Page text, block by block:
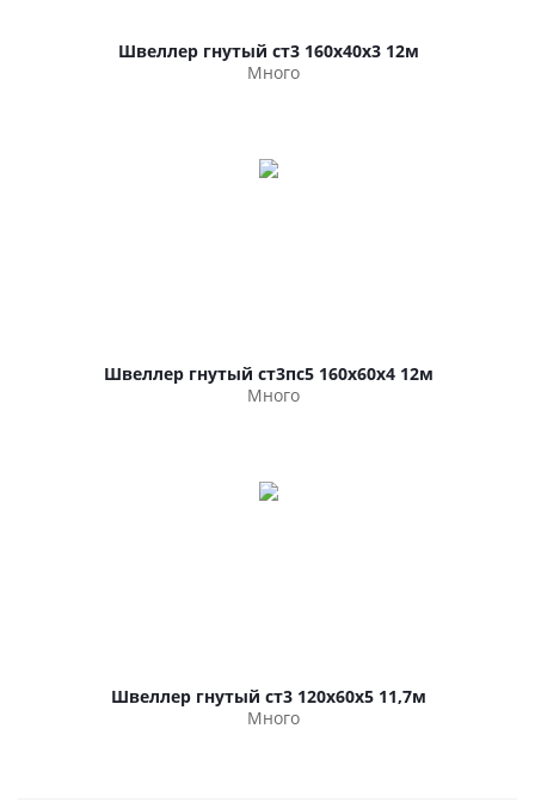
Швеллер гнутый ст3 160х40х3 12м
Много
Швеллер гнутый ст3пс5 160х60х4 12м
Много
Швеллер гнутый ст3 120х60х5 11,7м
Много